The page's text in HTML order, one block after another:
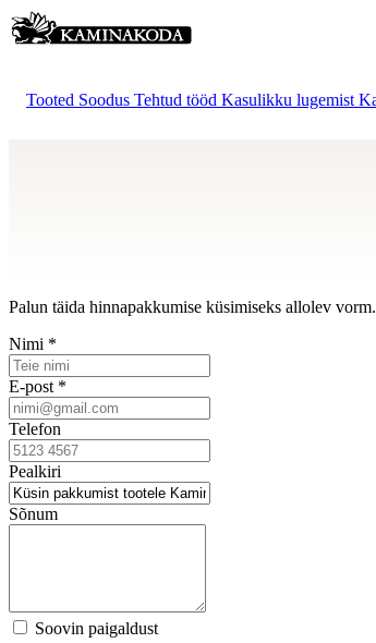
Tooted Soodus Tehtud tööd Kasulikku lugemist
Palun täida hinnapakkumise küsimiseks allolev
Nimi *
E-post *
Telefon
Pealkiri
Sõnum
Soovin paigaldust